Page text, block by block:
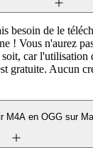
besoin de le
! Vous n'aurez
car l'utilisation
gratuite. Aucun
M4A en OGG sur